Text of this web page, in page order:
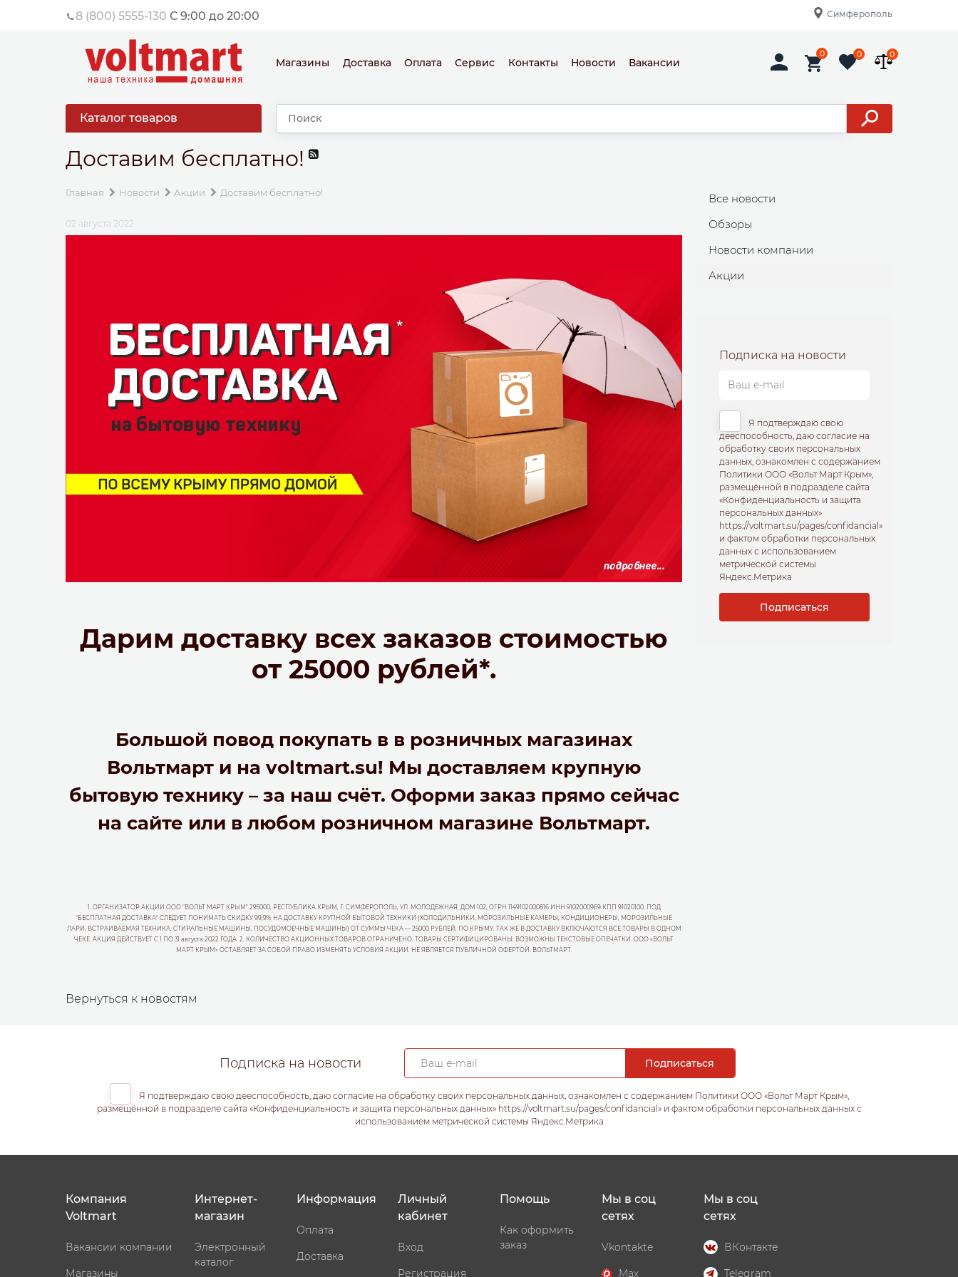
8 (800) 5555-130 С 9:00 до 20:00 Симферополь
Магазины Доставка Оплата Сервис Контакты Новости Вакансии
0 0 0
Каталог товаров
Доставим бесплатно!
Главная Новости Акции Доставим бесплатно!
02 августа 2022
Дарим доставку всех заказов стоимостью
от 25000 рублей*.
Большой повод покупать в в розничных магазинах
Вольтмарт и на voltmart.su! Мы доставляем крупную
бытовую технику – за наш счёт. Оформи заказ прямо сейчас
на сайте или в любом розничном магазине Вольтмарт.
1. ОРГАНИЗАТОР АКЦИИ ООО "ВОЛЬТ МАРТ КРЫМ" 295000, РЕСПУБЛИКА КРЫМ, Г. СИМФЕРОПОЛЬ, УЛ. МОЛОДЕЖНАЯ, ДОМ 102, ОГРН 1149102000816 ИНН 9102000969 КПП 91020100. ПОД
"БЕСПЛАТНАЯ ДОСТАВКА" СЛЕДУЕТ ПОНИМАТЬ СКИДКУ 99,9% НА ДОСТАВКУ КРУПНОЙ БЫТОВОЙ ТЕХНИКИ (ХОЛОДИЛЬНИКИ, МОРОЗИЛЬНЫЕ КАМЕРЫ, КОНДИЦИОНЕРЫ, МОРОЗИЛЬНЫЕ
ЛАРИ, ВСТРАИВАЕМАЯ ТЕХНИКА, СТИРАЛЬНЫЕ МАШИНЫ, ПОСУДОМОЕЧНЫЕ МАШИНЫ) ОТ СУММЫ ЧЕКА — 25000 РУБЛЕЙ, ПО КРЫМУ. ТАК ЖЕ В ДОСТАВКУ ВКЛЮЧАЮТСЯ ВСЕ ТОВАРЫ В ОДНОМ
ЧЕКЕ. АКЦИЯ ДЕЙСТВУЕТ С 1 ПО 31 августа 2022 ГОДА. 2. КОЛИЧЕСТВО АКЦИОННЫХ ТОВАРОВ ОГРАНИЧЕНО. ТОВАРЫ СЕРТИФИЦИРОВАНЫ. ВОЗМОЖНЫ ТЕКСТОВЫЕ ОПЕЧАТКИ. ООО «ВОЛЬТ
МАРТ КРЫМ» ОСТАВЛЯЕТ ЗА СОБОЙ ПРАВО ИЗМЕНЯТЬ УСЛОВИЯ АКЦИИ. НЕ ЯВЛЯЕТСЯ ПУБЛИЧНОЙ ОФЕРТОЙ. ВОЛЬТМАРТ.
Вернуться к новостям
Все новости
Обзоры
Новости компании
Акции
Подписка на новости
Я подтверждаю свою
дееспособность, даю согласие на
обработку своих персональных
данных, ознакомлен с содержанием
Политики ООО «Вольт Март Крым»,
размещённой в подразделе сайта
«Конфиденциальность и защита
персональных данных»
https://voltmart.su/pages/confidancial»
и фактом обработки персональных
данных с использованием
метрической системы
Яндекс.Метрика
Подписка на новости
Я подтверждаю свою дееспособность, даю согласие на обработку своих персональных данных, ознакомлен с содержанием Политики ООО «Вольт Март Крым»,
размещённой в подразделе сайта «Конфиденциальность и защита персональных данных» https://voltmart.su/pages/confidancial» и фактом обработки персональных данных с
использованием метрической системы Яндекс.Метрика
Компания
Voltmart
Вакансии компании
Магазины
Интернет-
магазин
Электронный
каталог
Информация
Оплата
Доставка
Личный
кабинет
Вход
Регистрация
Помощь
Как оформить
заказ
Мы в соц
сетях
Vkontakte
Max
Мы в соц
сетях
ВКонтакте
Telegram